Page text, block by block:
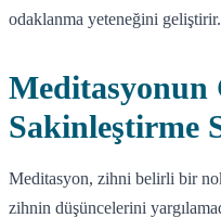
odaklanma yeteneğini geliştirir.
Sakinleştirme
Meditasyon, zihni belirli bir
zihnin düşüncelerini